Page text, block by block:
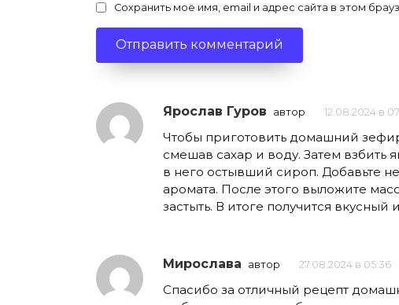
Сохранить моё имя, email и адрес сайта в этом
Ярослав Гуров автор 12.08.2024 в
Чтобы приготовить домашний
смешав сахар и воду. Затем взбить
в него остывший сироп. Добавьте
аромата. После этого выложите
застыть. В итоге получится
Мирослава автор 27.08.2024 в 05:36
Спасибо за отличный рецепт